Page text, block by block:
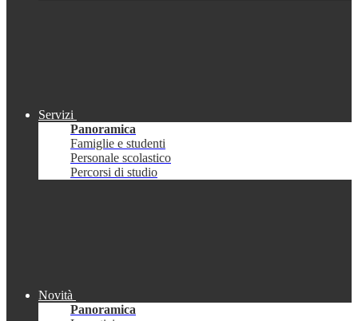
Servizi
Panoramica
Famiglie e studenti
Personale scolastico
Percorsi di studio
Novità
Panoramica